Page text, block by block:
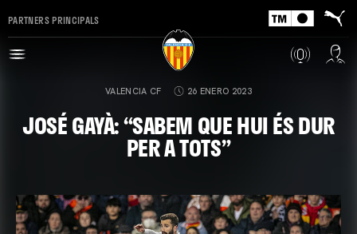
PARTNERS PRINCIPALS
VALENCIA CF 26 ENERO 2023
JOSÉ GAYÀ: “SABEM QUE HUI ÉS DUR
PER A TOTS”